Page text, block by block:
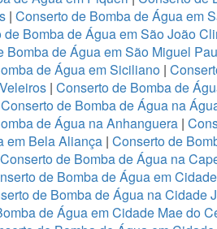
| Conserto de Bomba de Água em
de Bomba de Água em São João
Bomba de Água em São Miguel
de Água em Siciliano|
| Conserto de Bomba de
Conserto de Bomba de Água na
de Água na Anhanguera |
em Bela Aliança | Conserto de
Conserto de Bomba de Água na
de Bomba de Água em
de Bomba de Água na Cidade
de Água em Cidade Mae do